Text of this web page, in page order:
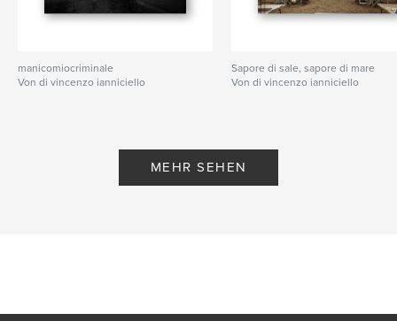
manicomiocriminale
Von di vincenzo ianniciello
Sapore di sale, sapore di mare
Von di vincenzo ianniciello
MEHR SEHEN